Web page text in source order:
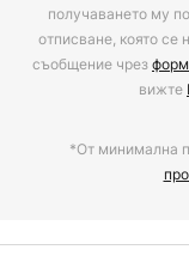
получаването му
отписване, която се
съобщение чрез
вижте
*От минимална